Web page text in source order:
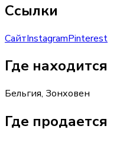
Ссылки
СайтInstagramPinterest
Где находится
Бельгия, Зонховен
Где продается